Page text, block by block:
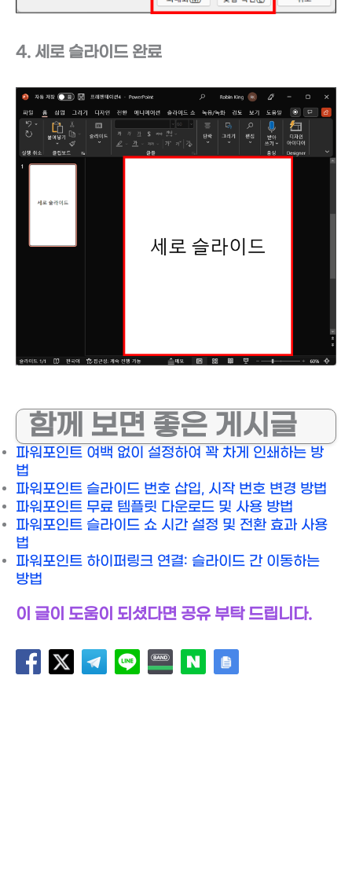
4. 세로 슬라이드 완료
함께 보면 좋은 게시글
파워포인트 여백 없이 설정하여 꽉 차게 인쇄하는 방
법
파워포인트 슬라이드 번호 삽입, 시작 번호 변경 방법
파워포인트 무료 템플릿 다운로드 및 사용 방법
파워포인트 슬라이드 쇼 시간 설정 및 전환 효과 사용
법
파워포인트 하이퍼링크 연결: 슬라이드 간 이동하는
방법
이 글이 도움이 되셨다면 공유 부탁 드립니다.